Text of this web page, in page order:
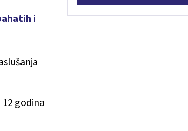
i
godina